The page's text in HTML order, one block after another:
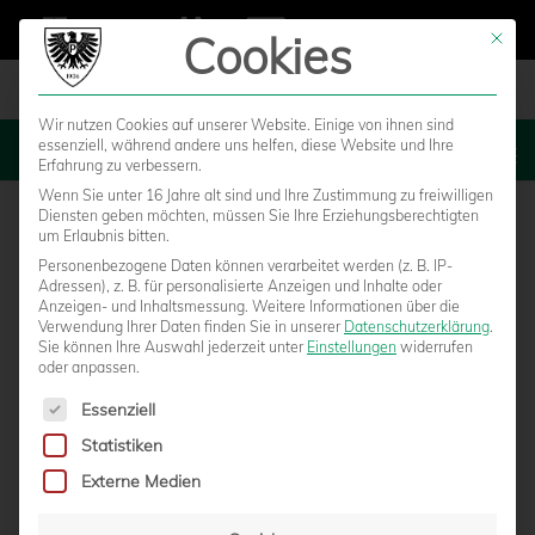
MENU
YOUNGSTARS AM WOCHENENDE
Mit
Cookies
Wir nutzen Cookies auf unserer Website. Einige von ihnen sind
essenziell, während andere uns helfen, diese Website und Ihre
Erfahrung zu verbessern.
Wenn Sie unter 16 Jahre alt sind und Ihre Zustimmung zu freiwilligen
Diensten geben möchten, müssen Sie Ihre Erziehungsberechtigten
um Erlaubnis bitten.
Personenbezogene Daten können verarbeitet werden (z. B. IP-
Adressen), z. B. für personalisierte Anzeigen und Inhalte oder
Anzeigen- und Inhaltsmessung. Weitere Informationen über die
Verwendung Ihrer Daten finden Sie in unserer Datenschutzerklärung.
Sie können Ihre Auswahl jederzeit unter Einstellungen widerrufen
oder anpassen.
Es folgt eine Liste der Service-Gruppen, für die eine
Essenziell
Statistiken
Externe Medien